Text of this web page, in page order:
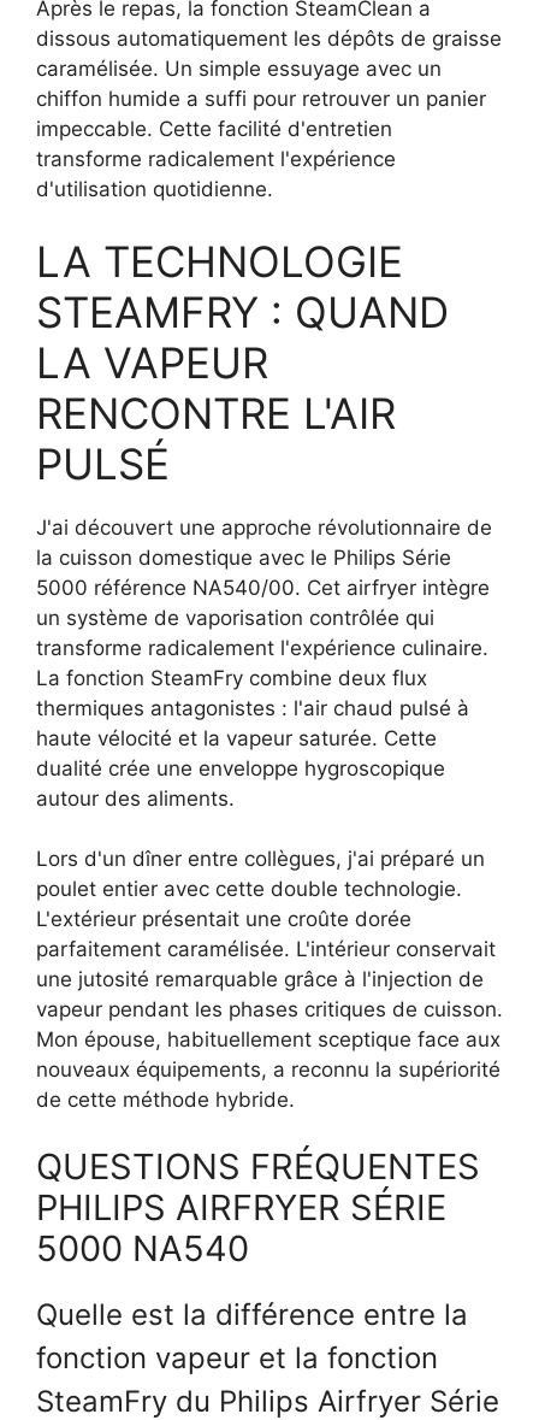
Après le repas, la fonction SteamClean a
dissous automatiquement les dépôts de graisse
caramélisée. Un simple essuyage avec un
chiffon humide a suffi pour retrouver un panier
impeccable. Cette facilité d'entretien
transforme radicalement l'expérience
d'utilisation quotidienne.
LA TECHNOLOGIE
STEAMFRY : QUAND
LA VAPEUR
RENCONTRE L'AIR
PULSÉ
J'ai découvert une approche révolutionnaire de
la cuisson domestique avec le Philips Série
5000 référence NA540/00. Cet airfryer intègre
un système de vaporisation contrôlée qui
transforme radicalement l'expérience culinaire.
La fonction SteamFry combine deux flux
thermiques antagonistes : l'air chaud pulsé à
haute vélocité et la vapeur saturée. Cette
dualité crée une enveloppe hygroscopique
autour des aliments.
Lors d'un dîner entre collègues, j'ai préparé un
poulet entier avec cette double technologie.
L'extérieur présentait une croûte dorée
parfaitement caramélisée. L'intérieur conservait
une jutosité remarquable grâce à l'injection de
vapeur pendant les phases critiques de cuisson.
Mon épouse, habituellement sceptique face aux
nouveaux équipements, a reconnu la supériorité
de cette méthode hybride.
QUESTIONS FRÉQUENTES
PHILIPS AIRFRYER SÉRIE
5000 NA540
Quelle est la différence entre la
fonction vapeur et la fonction
SteamFry du Philips Airfryer Série